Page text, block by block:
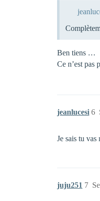
Ben tiens …
Ce n’est pas
jeanlucesi 6
Je sais tu vas
juju251 7